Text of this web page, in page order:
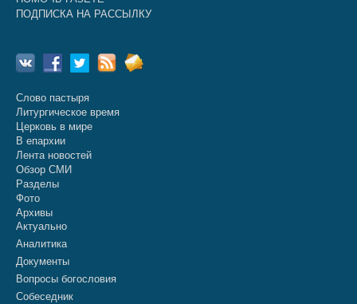
ПОДПИСКА НА РАССЫЛКУ
Слово пастыря
Литургическое время
Церковь в мире
В епархии
Лента новостей
Обзор СМИ
Разделы
Фото
Архивы
Актуально
Аналитика
Документы
Вопросы богословия
Собеседник